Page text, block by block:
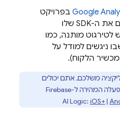
Google בפרויקט
Firebase ומוסיפים את ה-SDK שלו
לטירגוט מותנה, כמו
ניגשים למודל על
הלקוח).
משלכם, אתם יכולים
המהירה ל-Firebase
AI Logic: iOS+‎|